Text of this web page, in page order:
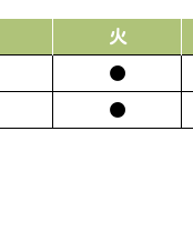
火
●
●